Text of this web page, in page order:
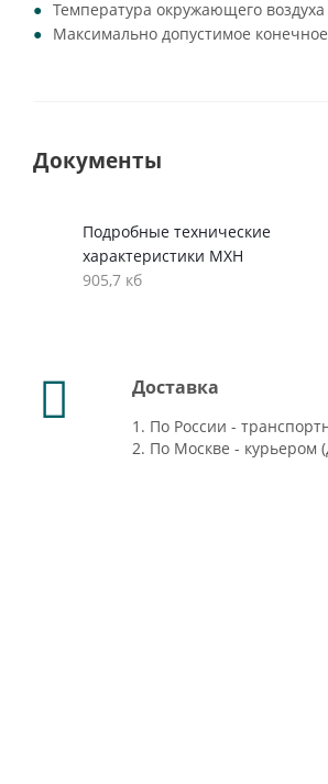
Температура окружающего воздуха
Максимально допустимое
Документы
Подробные технические
характеристики MXH
905,7 кб
Доставка
1. По России -
2. По Москве - курьером